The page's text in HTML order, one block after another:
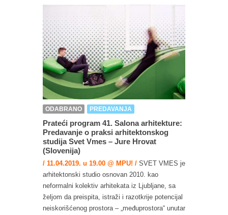
ODABRANO PREDAVANJA
Prateći program 41. Salona arhitekture:
Predavanje o praksi arhitektonskog
studija Svet Vmes – Jure Hrovat
(Slovenija)
/ 11.04.2019. u 19.00 @ MPU! / SVET VMES je
arhitektonski studio osnovan 2010. kao
neformalni kolektiv arhitekata iz Ljubljane, sa
željom da preispita, istraži i razotkrije potencijal
neiskorišćenog prostora – „međuprostora“ unutar